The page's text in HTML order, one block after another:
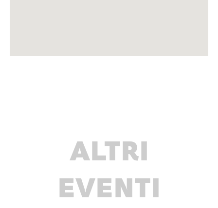
ALTRI
EVENTI